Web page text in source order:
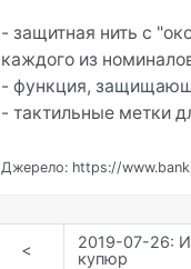
- защитная нить с
каждого из
- функция,
- тактильные метки
Джерело: https://
<
2019-07-26:
купюр